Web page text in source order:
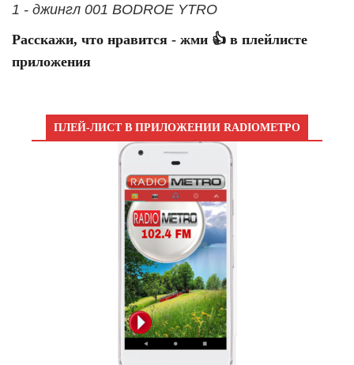
1 - джингл 001 BODROE YTRO
Расскажи, что нравится - жми 👍 в плейлисте
приложения
ПЛЕЙ-ЛИСТ В ПРИЛОЖЕНИИ RADIOМЕТРО